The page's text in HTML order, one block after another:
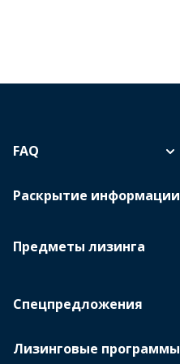
Предметы лизинга
Спецпредложения
Лизинговые программы
FAQ
Раскрытие информации